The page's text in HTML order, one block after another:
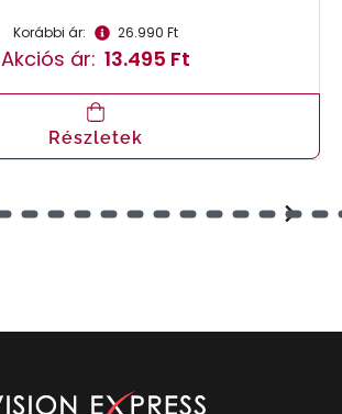
Korábbi ár: 26.990 Ft
Akciós ár: 13.495 Ft
Részletek